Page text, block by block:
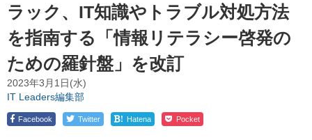
ラック、IT知識やトラブル対処方法
を指南する「情報リテラシー啓発の
ための羅針盤」を改訂
2023年3月1日(水)
IT Leaders編集部
Facebook Twitter ! Hatena Pocket